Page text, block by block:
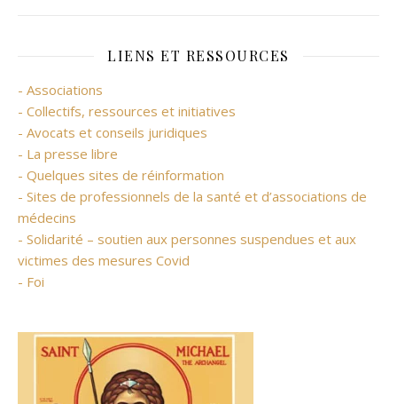
LIENS ET RESSOURCES
- Associations
- Collectifs, ressources et initiatives
- Avocats et conseils juridiques
- La presse libre
- Quelques sites de réinformation
- Sites de professionnels de la santé et d’associations de
médecins
- Solidarité – soutien aux personnes suspendues et aux
victimes des mesures Covid
- Foi